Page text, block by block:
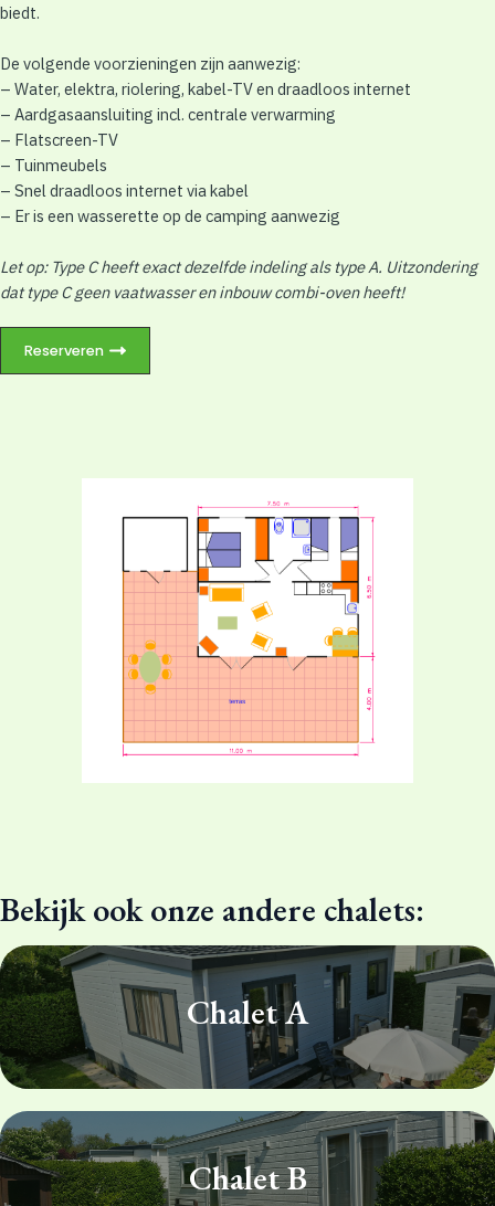
biedt.
De volgende voorzieningen zijn aanwezig:
– Water, elektra, riolering, kabel-TV en draadloos internet
– Aardgasaansluiting incl. centrale verwarming
– Flatscreen-TV
– Tuinmeubels
– Snel draadloos internet via kabel
– Er is een wasserette op de camping aanwezig
Let op: Type C heeft exact dezelfde indeling als type A. Uitzondering
dat type C geen vaatwasser en inbouw combi-oven heeft!
Reserveren
Bekijk ook onze andere chalets:
Chalet A
Chalet B